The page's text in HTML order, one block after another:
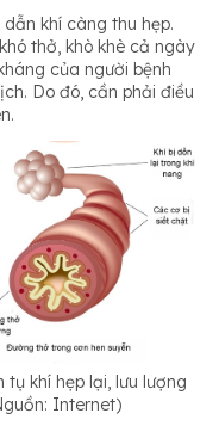
khí càng thu hẹp.
thở, khò khè cả ngày
của người bệnh
Do đó, cần phải điều
khí hẹp lại, lưu lượng
Internet)